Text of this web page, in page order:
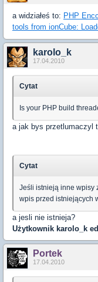
a widziałeś to: PHP
tools from ionCube:
karolo_k
17.04.2010
Cytat
Is your PHP build
a jak bys przetlumaczyl
Cytat
Jeśli istnieją inne wpisy
wpis przed istniejących
a jesli nie istnieja?
Użytkownik karolo_k
Portek
17.04.2010